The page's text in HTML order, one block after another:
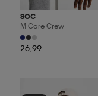
SOC
M Core Crew
26,99